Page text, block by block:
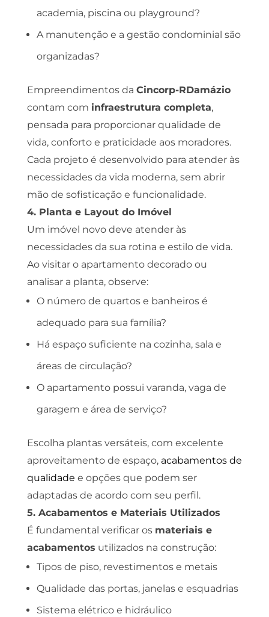
academia, piscina ou playground?
A manutenção e a gestão condominial são
organizadas?
Empreendimentos da Cincorp-RDamázio
contam com infraestrutura completa,
pensada para proporcionar qualidade de
vida, conforto e praticidade aos moradores.
Cada projeto é desenvolvido para atender às
necessidades da vida moderna, sem abrir
mão de sofisticação e funcionalidade.
4. Planta e Layout do Imóvel
Um imóvel novo deve atender às
necessidades da sua rotina e estilo de vida.
Ao visitar o apartamento decorado ou
analisar a planta, observe:
O número de quartos e banheiros é
adequado para sua família?
Há espaço suficiente na cozinha, sala e
áreas de circulação?
O apartamento possui varanda, vaga de
garagem e área de serviço?
Escolha plantas versáteis, com excelente
aproveitamento de espaço, acabamentos de
qualidade e opções que podem ser
adaptadas de acordo com seu perfil.
5. Acabamentos e Materiais Utilizados
É fundamental verificar os materiais e
acabamentos utilizados na construção:
Tipos de piso, revestimentos e metais
Qualidade das portas, janelas e esquadrias
Sistema elétrico e hidráulico